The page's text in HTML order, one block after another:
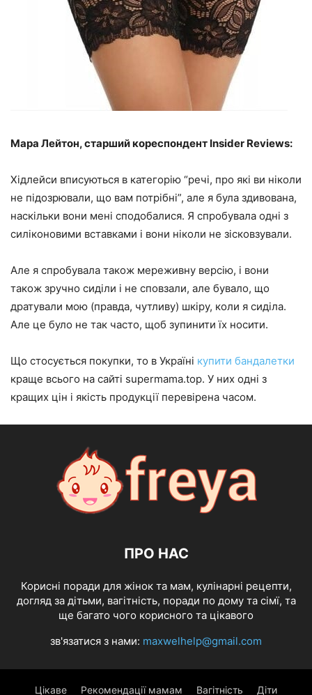
Мара Лейтон, старший кореспондент Insider Reviews:
Хідлейси вписуються в категорію “речі, про які ви ніколи
не підозрювали, що вам потрібні”, але я була здивована,
наскільки вони мені сподобалися. Я спробувала одні з
силіконовими вставками і вони ніколи не зісковзували.
Але я спробувала також мереживну версію, і вони
також зручно сиділи і не сповзали, але бувало, що
дратували мою (правда, чутливу) шкіру, коли я сиділа.
Але це було не так часто, щоб зупинити їх носити.
Що стосується покупки, то в Україні купити бандалетки
краще всього на сайті supermama.top. У них одні з
кращих цін і якість продукції перевірена часом.
ПРО НАС
Корисні поради для жінок та мам, кулінарні рецепти,
догляд за дітьми, вагітність, поради по дому та сімї, та
ще багато чого корисного та цікавого
зв'язатися з нами: maxwelhelp@gmail.com
Цікаве Рекомендації мамам Вагітність Діти